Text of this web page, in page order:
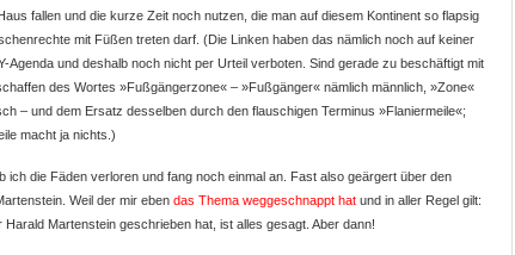
fallen und die kurze Zeit noch nutzen, die man auf diesem Kontinent so flapsig
mit Füßen treten darf. (Die Linken haben das nämlich noch auf keiner
Agenda und deshalb noch nicht per Urteil verboten. Sind gerade zu beschäftigt mit
des Wortes »Fußgängerzone« – »Fußgänger« nämlich männlich, »Zone«
– und dem Ersatz desselben durch den flauschigen Terminus »Flaniermeile«;
macht ja nichts.)
ich die Fäden verloren und fang noch einmal an. Fast also geärgert über den
Weil der mir eben das Thema weggeschnappt hat und in aller Regel gilt:
Harald Martenstein geschrieben hat, ist alles gesagt. Aber dann!